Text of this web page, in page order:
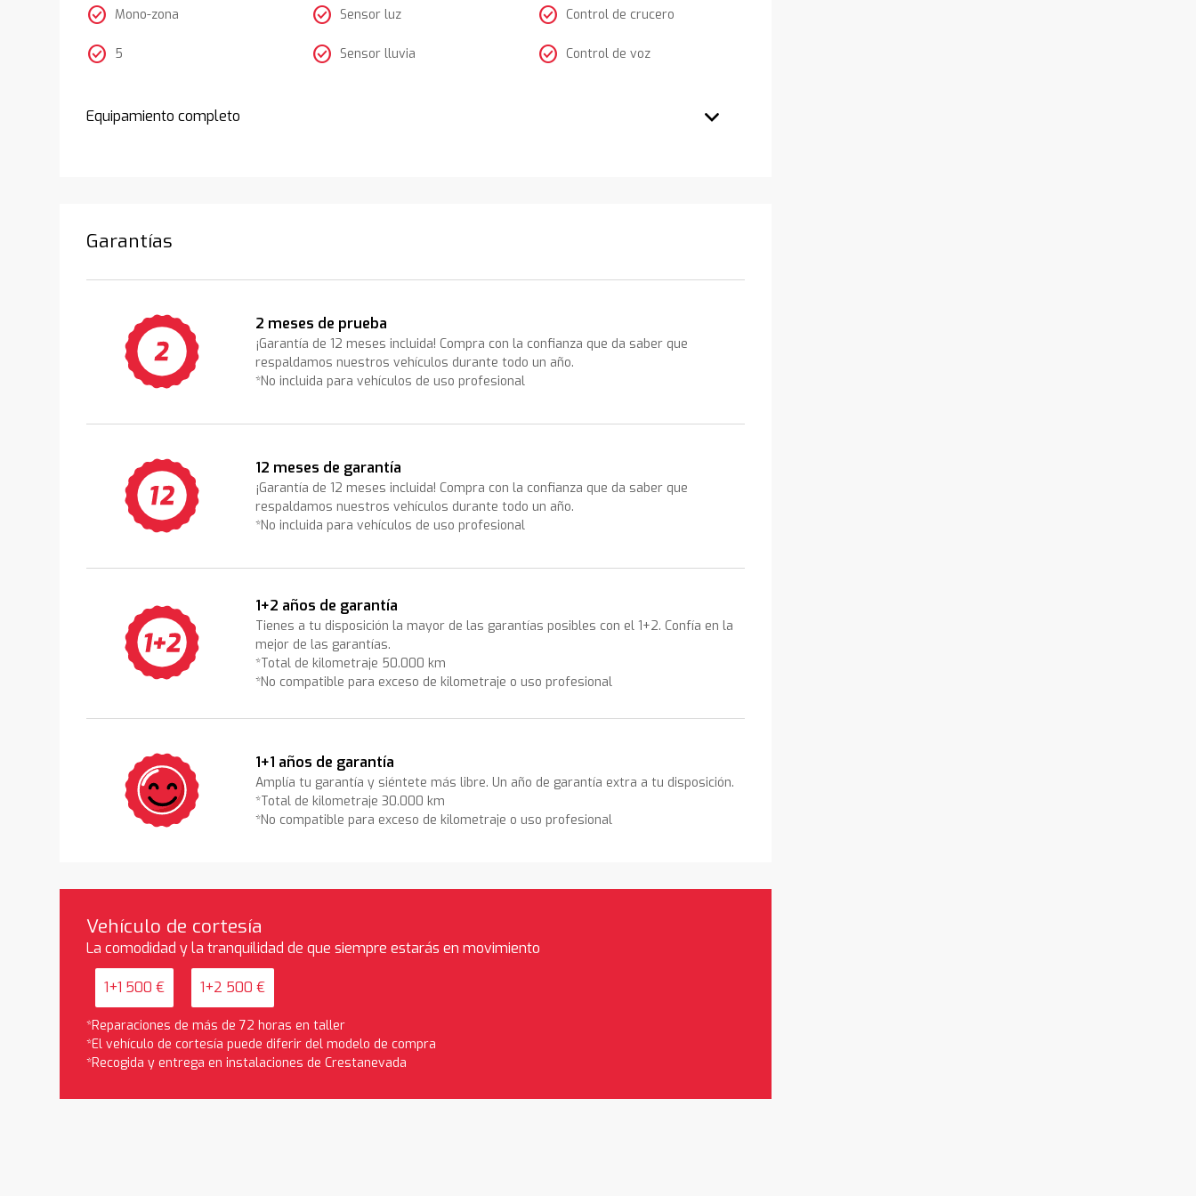
check_circle Mono-zona
check_circle 5
check_circle Sensor luz
check_circle Sensor lluvia
check_circle Control de crucero
check_circle Control de voz
Equipamiento completo
Garantías
2 meses de prueba
¡Garantía de 12 meses incluida! Compra con la confianza que da saber que
respaldamos nuestros vehículos durante todo un año.
*No incluida para vehículos de uso profesional
12 meses de garantía
¡Garantía de 12 meses incluida! Compra con la confianza que da saber que
respaldamos nuestros vehículos durante todo un año.
*No incluida para vehículos de uso profesional
1+2 años de garantía
Tienes a tu disposición la mayor de las garantías posibles con el 1+2. Confía en la
mejor de las garantías.
*Total de kilometraje 50.000 km
*No compatible para exceso de kilometraje o uso profesional
1+1 años de garantía
Amplía tu garantía y siéntete más libre. Un año de garantía extra a tu disposición.
*Total de kilometraje 30.000 km
*No compatible para exceso de kilometraje o uso profesional
Vehículo de cortesía
La comodidad y la tranquilidad de que siempre estarás en movimiento
1+1 500 € 1+2 500 €
*Reparaciones de más de 72 horas en taller
*El vehículo de cortesía puede diferir del modelo de compra
*Recogida y entrega en instalaciones de Crestanevada